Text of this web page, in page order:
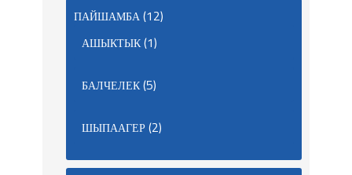
ПАЙШАМБА(12)
АШЫКТЫК(1)
БАЛЧЕЛЕК(5)
ШЫПААГЕР(2)